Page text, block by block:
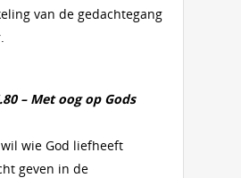
van de gedachtegang
– Met oog op Gods
wie God liefheeft
geven in de